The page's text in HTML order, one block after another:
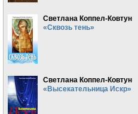
Светлана Коппел-Ковтун
«Сквозь тень»
Светлана Коппел-Ковтун
«Высекательница Искр»